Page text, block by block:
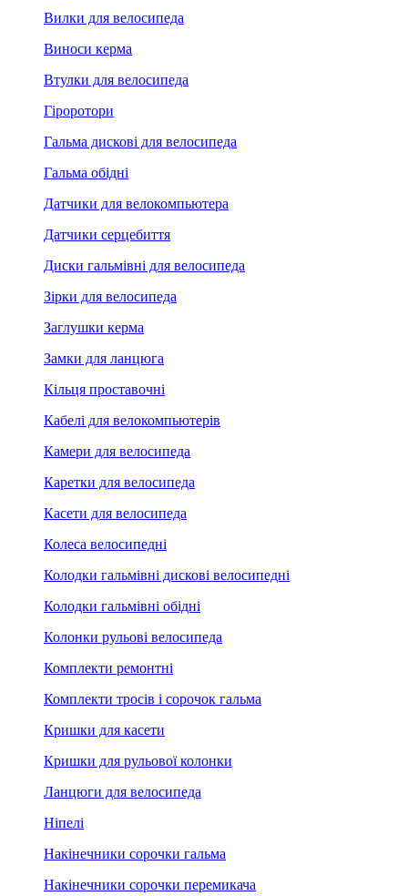
Вилки для велосипеда
Виноси керма
Втулки для велосипеда
Гіроротори
Гальма дискові для велосипеда
Гальма обідні
Датчики для велокомпьютера
Датчики серцебиття
Диски гальмівні для велосипеда
Зірки для велосипеда
Заглушки керма
Замки для ланцюга
Кільця проставочні
Кабелі для велокомпьютерів
Камери для велосипеда
Каретки для велосипеда
Касети для велосипеда
Колеса велосипедні
Колодки гальмівні дискові велосипедні
Колодки гальмівні обідні
Колонки рульові велосипеда
Комплекти ремонтні
Комплекти тросів і сорочок гальма
Кришки для касети
Кришки для рульової колонки
Ланцюги для велосипеда
Ніпелі
Накінечники сорочки гальма
Накінечники сорочки перемикача